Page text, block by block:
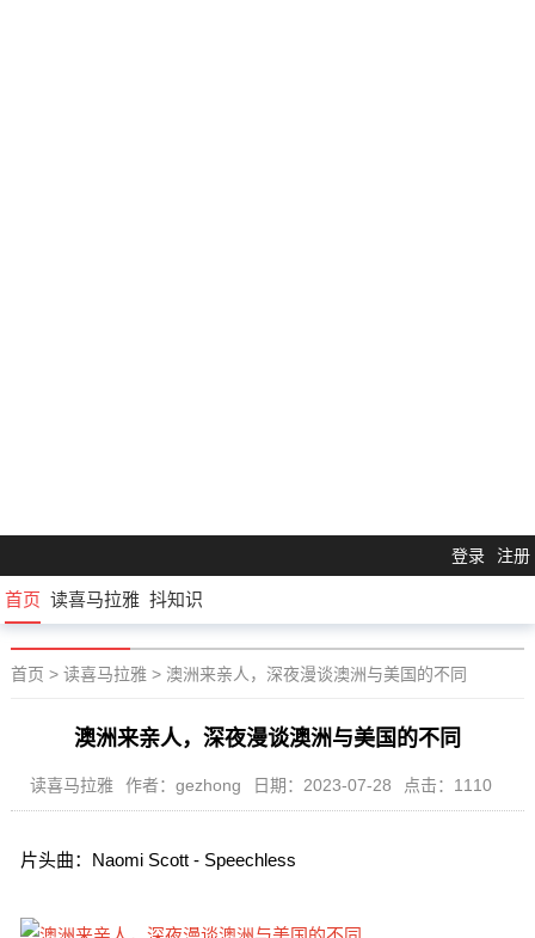
登录 注册
首页 读喜马拉雅 抖知识
首页 > 读喜马拉雅> 澳洲来亲人，深夜漫谈澳洲与美国的不同
澳洲来亲人，深夜漫谈澳洲与美国的不同
读喜马拉雅 作者：gezhong 日期：2023-07-28 点击：1110
片头曲：Naomi Scott - Speechless